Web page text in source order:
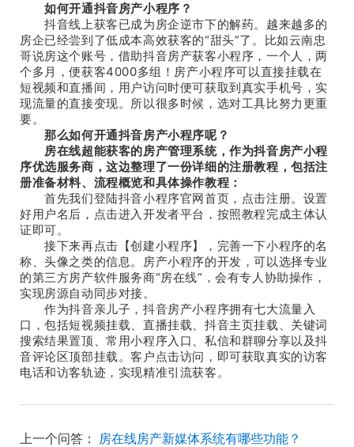
如何开通抖音房产小程序？
抖音线上获客已成为房企逆市下的解药。越来越多的
房企已经尝到了低成本高效获客的“甜头”了。比如云南忠
哥说房这个账号，借助抖音房产获客小程序，一个人，两
个多月，便获客4000多组！房产小程序可以直接挂载在
短视频和直播间，用户访问时便可获取到真实手机号，实
现流量的直接变现。所以很多时候，选对工具比努力更重
要。
那么如何开通抖音房产小程序呢？
房在线超能获客的房产管理系统，作为抖音房产小程
序优选服务商，这边整理了一份详细的注册教程，包括注
册准备材料、流程概览和具体操作教程：
首先我们登陆抖音小程序官网首页，点击注册。设置
好用户名后，点击进入开发者平台，按照教程完成主体认
证即可。
接下来再点击【创建小程序】，完善一下小程序的名
称、头像之类的信息。房产小程序的开发，可以选择专业
的第三方房产软件服务商“房在线”，会有专人协助操作，
实现房源自动同步对接。
作为抖音亲儿子，抖音房产小程序拥有七大流量入
口，包括短视频挂载、直播挂载、抖音主页挂载、关键词
搜索结果置顶、常用小程序入口、私信和群聊分享以及抖
音评论区顶部挂载。客户点击访问，即可获取真实的访客
电话和访客轨迹，实现精准引流获客。
上一个问答： 房在线房产新媒体系统有哪些功能？